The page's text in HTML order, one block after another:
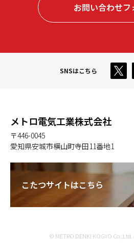
お問い合わせフ
SNSはこちら
© METRO DENKI KOGYO Co.,Ltd.
メトロ電気工業株式会社
〒446-0045
愛知県安城市横山町寺田11番地1
こたつサイトはこちら